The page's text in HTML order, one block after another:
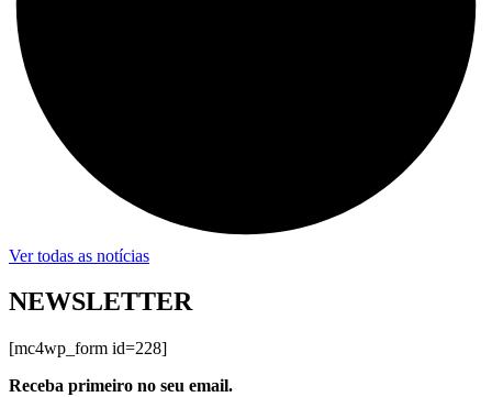
Ver todas as notícias
NEWSLETTER
[mc4wp_form id=228]
Receba primeiro no seu email.